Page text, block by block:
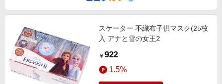
スケーター 不織布子供マスク(25枚
入 アナと雪の女王2
￥ 922
1.5%